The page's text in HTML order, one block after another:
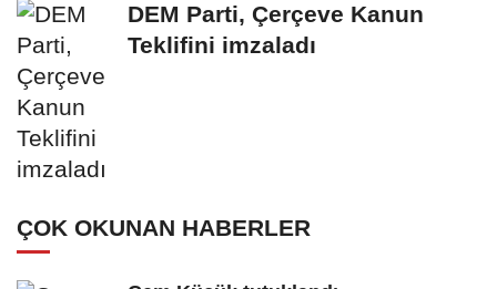
DEM Parti, Çerçeve Kanun
Teklifini imzaladı
ÇOK OKUNAN HABERLER